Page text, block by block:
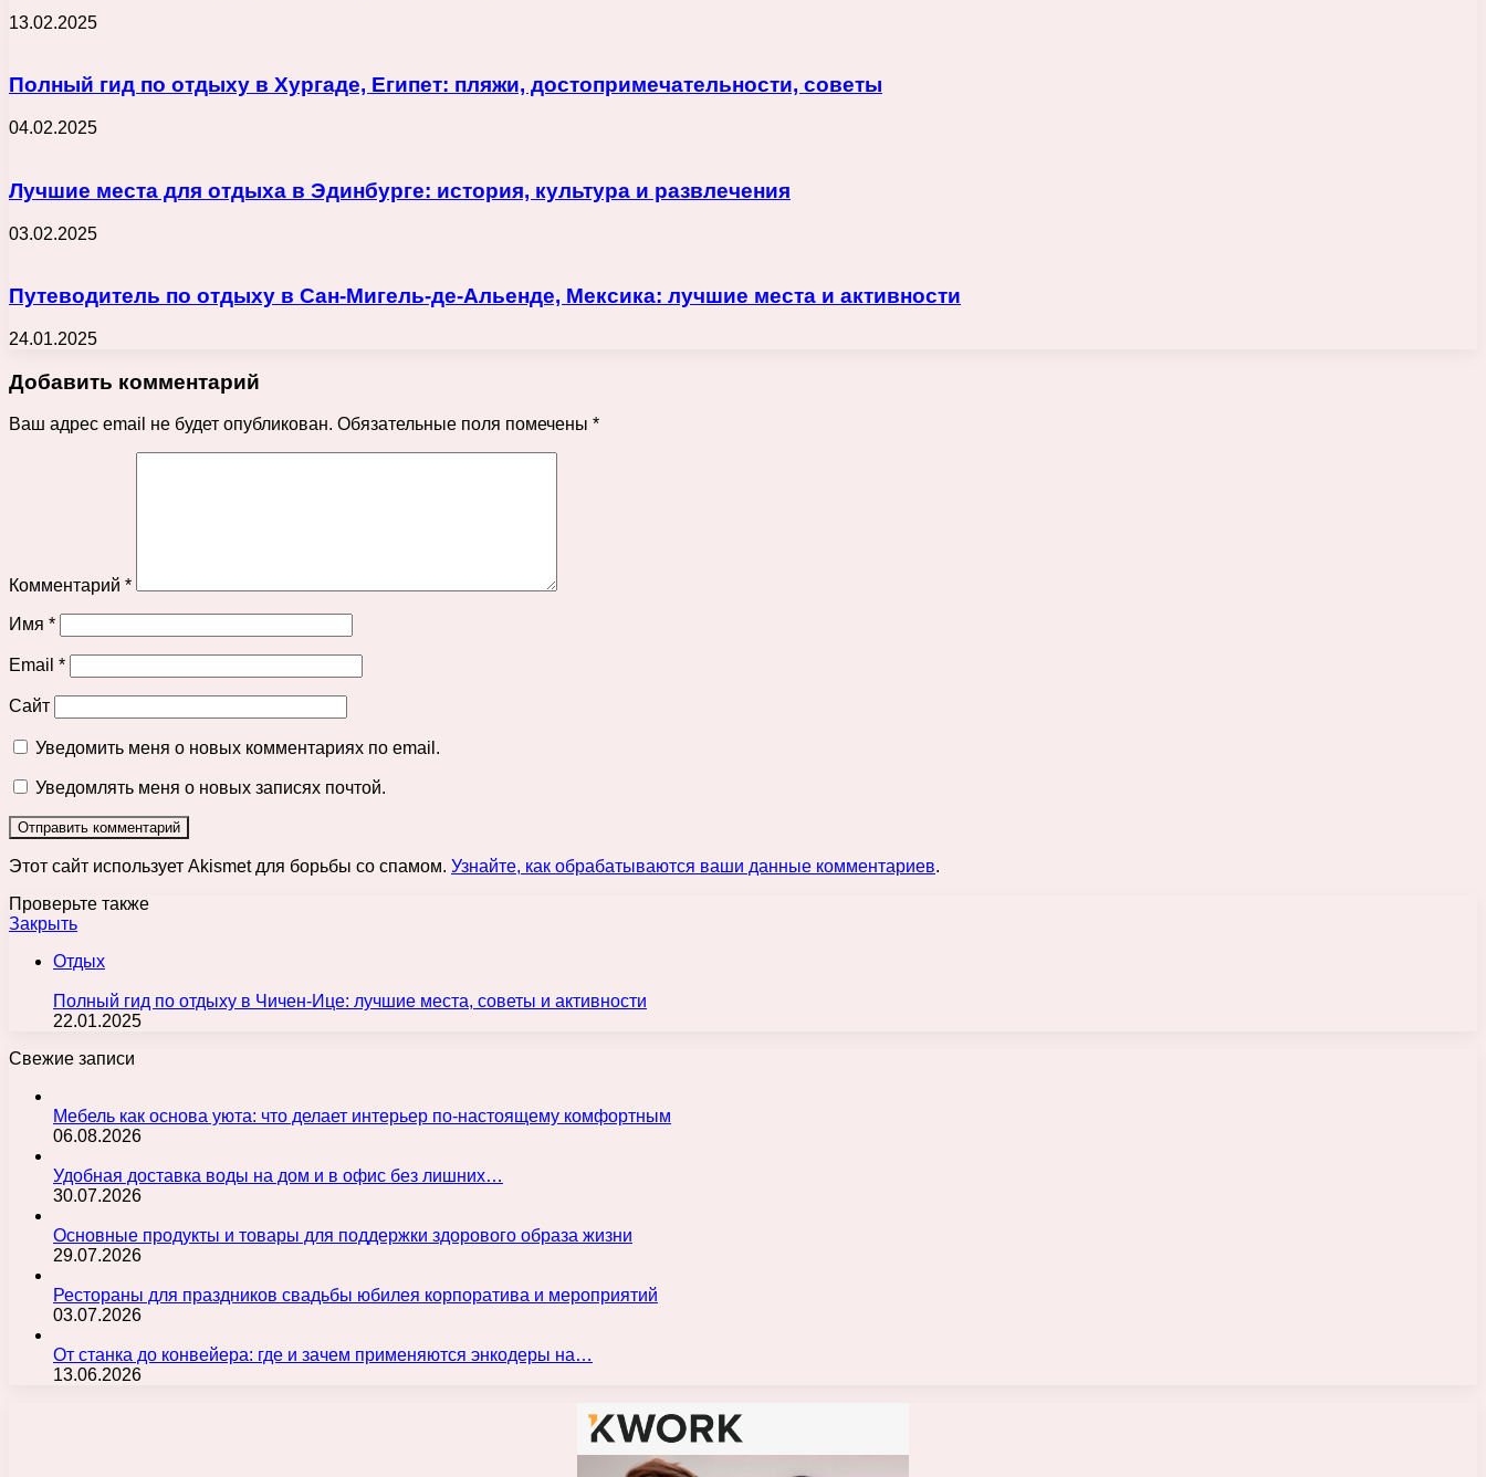
13.02.2025
Полный гид по отдыху в Хургаде, Египет: пляжи, достопримечательности, советы
04.02.2025
Лучшие места для отдыха в Эдинбурге: история, культура и развлечения
03.02.2025
Путеводитель по отдыху в Сан-Мигель-де-Альенде, Мексика: лучшие места и активности
24.01.2025
Добавить комментарий
Ваш адрес email не будет опубликован. Обязательные поля помечены *
Комментарий *
Имя *
Email *
Сайт
Уведомить меня о новых комментариях по email.
Уведомлять меня о новых записях почтой.
Этот сайт использует Akismet для борьбы со спамом. Узнайте, как обрабатываются ваши данные комментариев.
Проверьте также
Закрыть
Отдых
Полный гид по отдыху в Чичен-Ице: лучшие места, советы и активности
22.01.2025
Свежие записи
Мебель как основа уюта: что делает интерьер по-настоящему комфортным
06.08.2026
Удобная доставка воды на дом и в офис без лишних…
30.07.2026
Основные продукты и товары для поддержки здорового образа жизни
29.07.2026
Рестораны для праздников свадьбы юбилея корпоратива и мероприятий
03.07.2026
От станка до конвейера: где и зачем применяются энкодеры на…
13.06.2026